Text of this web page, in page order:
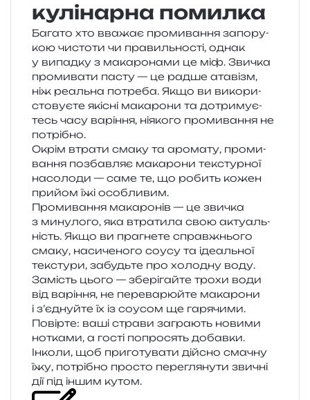
кулінарна помилка
Багато хто вва­жає про­ми­ва­н­ня запо­ру­
кою чисто­ти чи пра­виль­но­сті, однак
у випад­ку з мака­ро­на­ми це міф. Звичка
про­ми­ва­ти пасту — це радше ата­візм,
ніж реаль­на потре­ба. Якщо ви вико­ри­
сто­ву­є­те які­сні мака­ро­ни та дотри­му­є­
тесь часу варі­н­ня, ніяко­го про­ми­ва­н­ня не
потрібно.
Окрім втра­ти смаку та аро­ма­ту, про­ми­
ва­н­ня позбав­ляє мака­ро­ни текс­тур­ної
насо­ло­ди — саме те, що робить кожен
при­йом їжі особливим.
Промивання мака­ро­нів — це зви­чка
з мину­ло­го, яка втра­ти­ла свою акту­аль­
ність. Якщо ви пра­гне­те справ­жньо­го
смаку, наси­че­но­го соусу та іде­аль­ної
текс­ту­ри, забудь­те про холо­дну воду.
Замість цього — збе­рі­гай­те трохи води
від варі­н­ня, не пере­ва­рюй­те мака­ро­ни
і з’єднуйте їх із соусом ще гаря­чи­ми.
Повірте: ваші стра­ви загра­ють нови­ми
нотка­ми, а гості попро­сять добавки.
Інколи, щоб при­го­ту­ва­ти дій­сно сма­чну
їжу, потрі­бно про­сто пере­гля­ну­ти зви­чні
дії під іншим кутом.